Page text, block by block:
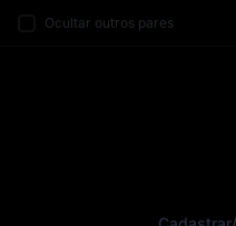
Ocultar outros pares